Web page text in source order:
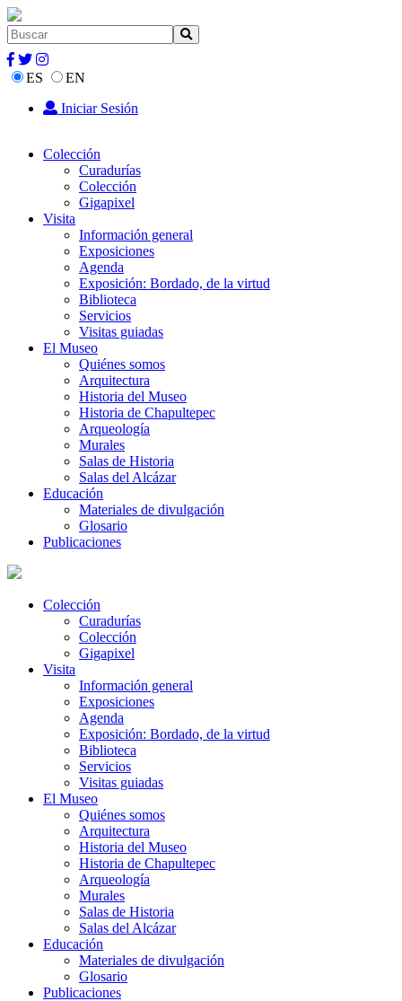
ES
EN
Iniciar Sesión
Colección
Curadurías
Colección
Gigapixel
Visita
Información general
Exposiciones
Agenda
Exposición: Bordado, de la virtud
Biblioteca
Servicios
Visitas guiadas
El Museo
Quiénes somos
Arquitectura
Historia del Museo
Historia de Chapultepec
Arqueología
Murales
Salas de Historia
Salas del Alcázar
Educación
Materiales de divulgación
Glosario
Publicaciones
Colección
Curadurías
Colección
Gigapixel
Visita
Información general
Exposiciones
Agenda
Exposición: Bordado, de la virtud
Biblioteca
Servicios
Visitas guiadas
El Museo
Quiénes somos
Arquitectura
Historia del Museo
Historia de Chapultepec
Arqueología
Murales
Salas de Historia
Salas del Alcázar
Educación
Materiales de divulgación
Glosario
Publicaciones